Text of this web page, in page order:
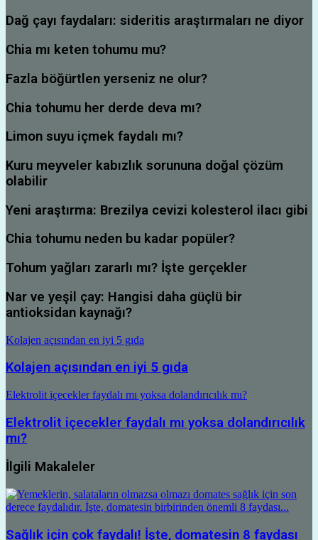
Dağ çayı faydaları: sideritis araştırmaları ne diyor
Chia mı keten tohumu mu?
Fazla böğürtlen yerseniz ne olur?
Chia tohumu her derde deva mı?
Limon suyu içmek faydalı mı?
Kuru meyveler kabızlık sorununa doğal çözüm
olabilir
Yeni araştırma: Brezilya cevizi kolesterol ilacı gibi
Chia tohumu neden bu kadar popüler?
Tohum yağları zararlı mı? İşte gerçekler
Nar ve yeşil çay: Hangisi daha güçlü bir
antioksidan kaynağı?
Kolajen açısından en iyi 5 gıda
Kolajen açısından en iyi 5 gıda
Elektrolit içecekler faydalı mı yoksa dolandırıcılık mı?
Elektrolit içecekler faydalı mı yoksa dolandırıcılık
mı?
İlgili Makaleler
Sağlık için çok faydalı! İşte, domatesin 8 faydası